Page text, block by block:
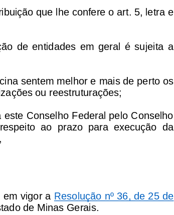
que lhe confere o art. 5, letra e
de  entidades  em  geral  é  sujeita  a
sentem melhor e mais de perto os
ou reestruturações;
Conselho Federal pelo Conselho
ao  prazo  para  execução  da
vigor a Resolução nº 36, de 25 de
de Minas Gerais.